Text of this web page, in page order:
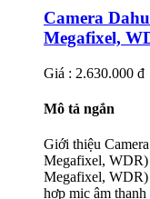
Camera
Megafixel,
Giá : 2.630.000 đ
Mô tả ngắn
Giới thiệu
Megafixel,
Megafixel,
hợp mic âm